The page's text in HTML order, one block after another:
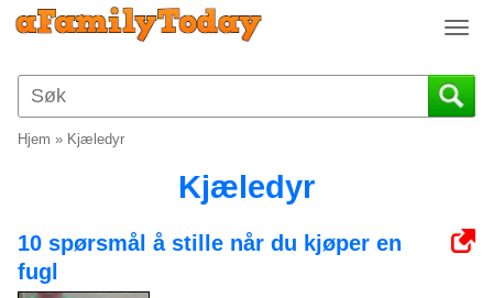
T
g
g
i
Hjem » Kjæledyr
Kjæledyr
10 spørsmål å stille når du kjøper en
fugl